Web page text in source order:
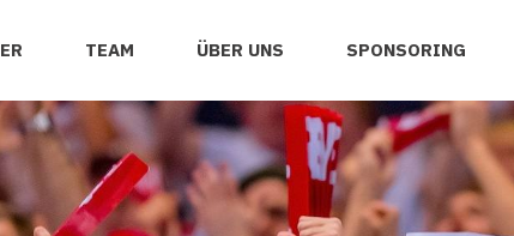
TEAM ÜBER UNS SPONSORING